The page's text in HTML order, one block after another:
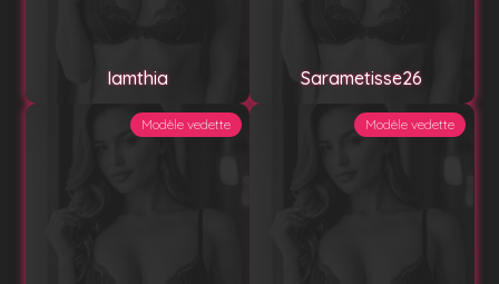
Iamthia Sarametisse26
Modèle vedette Modèle vedette